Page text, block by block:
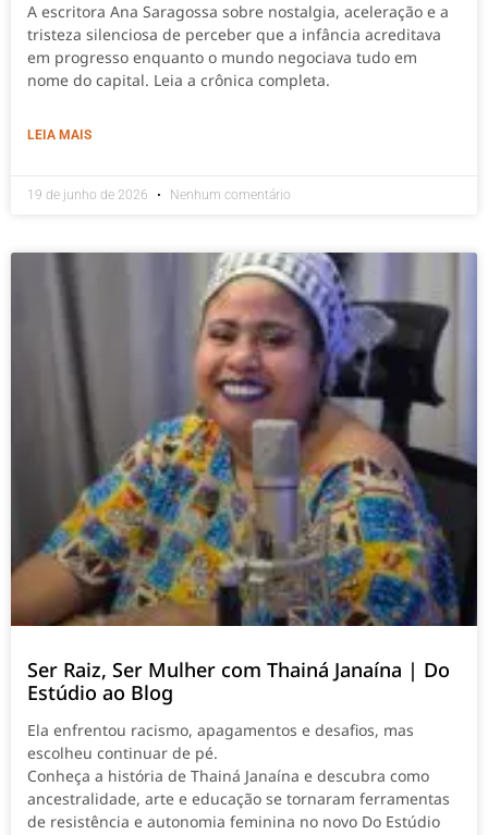
A escritora Ana Saragossa sobre nostalgia, aceleração e a
tristeza silenciosa de perceber que a infância acreditava
em progresso enquanto o mundo negociava tudo em
nome do capital. Leia a crônica completa.
LEIA MAIS
19 de junho de 2026 Nenhum comentário
Ser Raiz, Ser Mulher com Thainá Janaína | Do
Estúdio ao Blog
Ela enfrentou racismo, apagamentos e desafios, mas
escolheu continuar de pé.
Conheça a história de Thainá Janaína e descubra como
ancestralidade, arte e educação se tornaram ferramentas
de resistência e autonomia feminina no novo Do Estúdio